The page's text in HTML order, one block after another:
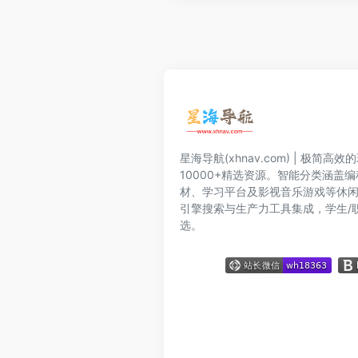
星海导航(xhnav.com) | 极简高效
10000+精选资源。智能分类涵盖
材、学习平台及影视音乐游戏等休
引擎搜索与生产力工具集成，学生/
选。